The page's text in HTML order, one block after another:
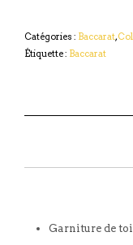
Catégories : Baccarat,
Étiquette : Baccarat
Garniture de